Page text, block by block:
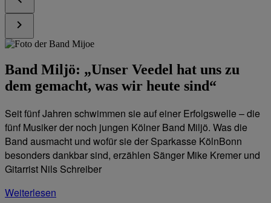
Band Miljö: „Unser Veedel hat uns zu
dem gemacht, was wir heute sind“
Seit fünf Jahren schwimmen sie auf einer Erfolgswelle – die
fünf Musiker der noch jungen Kölner Band Miljö. Was die
Band ausmacht und wofür sie der Sparkasse KölnBonn
besonders dankbar sind, erzählen Sänger Mike Kremer und
Gitarrist Nils Schreiber
Weiterlesen